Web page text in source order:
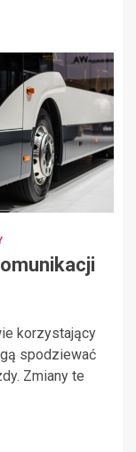
korzystający
spodziewać
Zmiany te